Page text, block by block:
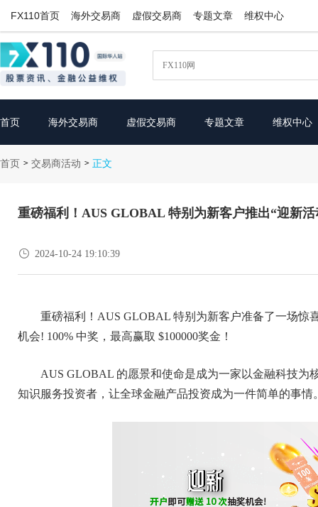
FX110首页 海外交易商 虚假交易商 专题文章 维权中心
首页 海外交易商 虚假交易商 专题文章 维权中心
首页 > 交易商活动 > 正文
重磅福利！AUS GLOBAL 特别为新客户推出“迎新活
 2024-10-24 19:10:39
重磅福利！AUS GLOBAL 特别为新客户准备了一场惊
机会! 100% 中奖，最高赢取 $100000奖金！
AUS GLOBAL 的愿景和使命是成为一家以金融科技为
知识服务投资者，让全球金融产品投资成为一件简单的事情